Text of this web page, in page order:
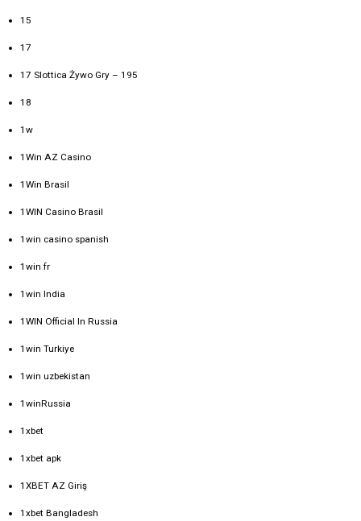
15
17
17 Slottica Żywo Gry – 195
18
1w
1Win AZ Casino
1Win Brasil
1WIN Casino Brasil
1win casino spanish
1win fr
1win India
1WIN Official In Russia
1win Turkiye
1win uzbekistan
1winRussia
1xbet
1xbet apk
1XBET AZ Giriş
1xbet Bangladesh